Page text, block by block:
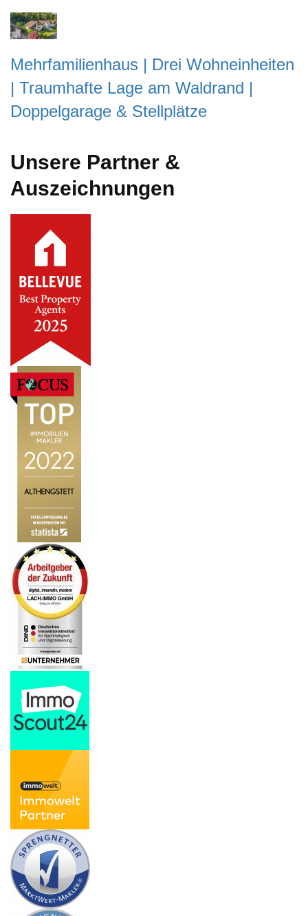
Mehrfamilienhaus | Drei Wohneinheiten
| Traumhafte Lage am Waldrand |
Doppelgarage & Stellplätze
Unsere Partner &
Auszeichnungen